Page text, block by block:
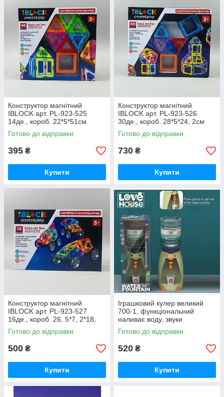
Конструктор магнітний
IBLOCK арт. PL-923-525
14де., короб. 22*5*51см
Готово до відправки
395 ₴
Купити
Конструктор магнітний
IBLOCK арт. PL-923-526
30де., короб. 28*5*24, 2см
Готово до відправки
730 ₴
Купити
Конструктор магнітний
IBLOCK арт. PL-923-527
16де., короб. 26, 5*7, 2*18,
3см
Готово до відправки
500 ₴
Купити
Іграшковий кулер великий
700-1, функціональний
наливає воду, звуки
булькання, підсвітка, 2
паперові стаканчики,
Готово до відправки
520 ₴
Купити